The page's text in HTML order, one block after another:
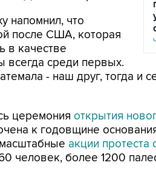
напомнил, что
после США, которая
в качестве
всегда среди первых.
- наш друг, тогда и
церемония открытия
к годовщине
акции протеста
человек, более 1200